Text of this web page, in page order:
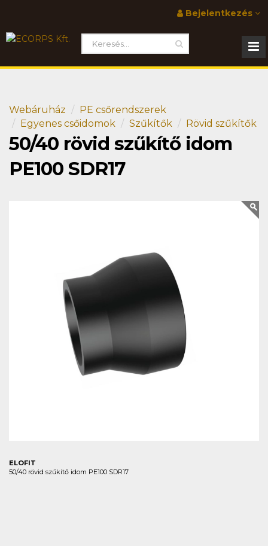
Bejelentkezés
Webáruház
PE csőrendszerek
Egyenes csőidomok
Szűkítők Rövid szűkítők
50/40 rövid szűkítő idom
PE100 SDR17
ELOFIT
50/40 rövid szűkítő idom PE100 SDR17